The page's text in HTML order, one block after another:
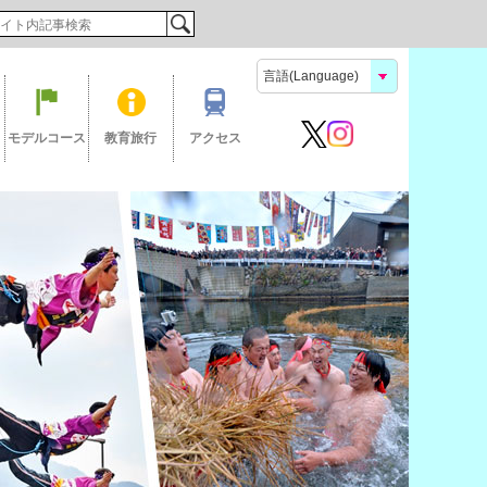
モデルコース 教育旅行 アクセス